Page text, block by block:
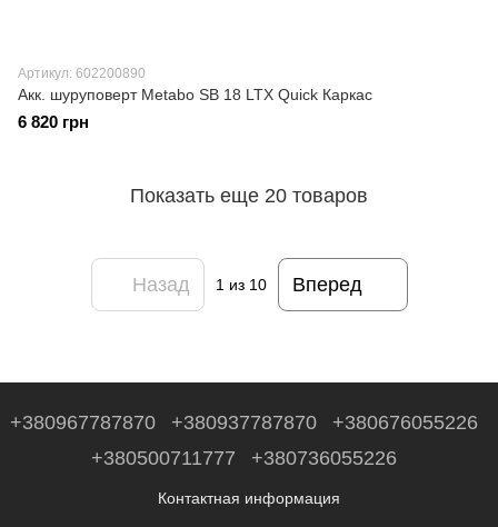
Артикул: 602200890
Акк. шуруповерт Metabo SB 18 LTX Quick Каркас
6 820 грн
Показать еще 20 товаров
Назад 1 из 10 Вперед
+380967787870 +380937787870
+380676055226
+380500711777
+380736055226
Контактная информация